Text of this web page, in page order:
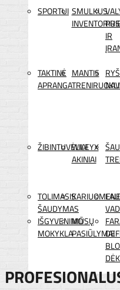
SPORTUI SMULKUS
INVENTORIUS
IR
TAKTINĖ
APRANGA
MANTIS
ŽIBINTUVĖLIAI
WILEYX
AKINIAI
TOLIMASIS
ŠAUDYMAS
IŠGYVENIMO
MOKYKLA
MŪSŲ
PASIŪLYMAI